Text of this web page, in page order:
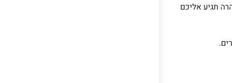
תגיע אליכם